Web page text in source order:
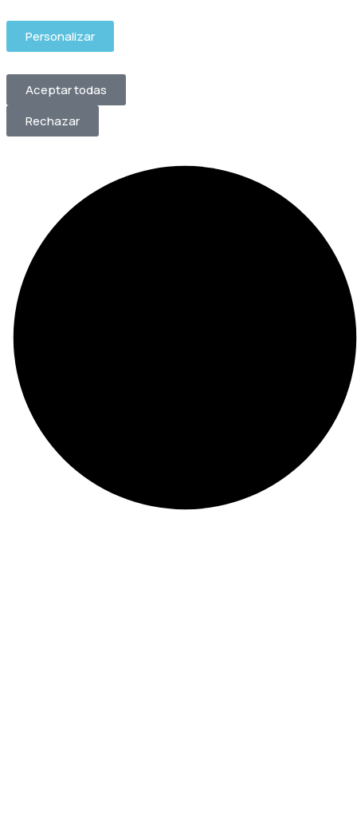
Personalizar
Aceptar todas
Rechazar